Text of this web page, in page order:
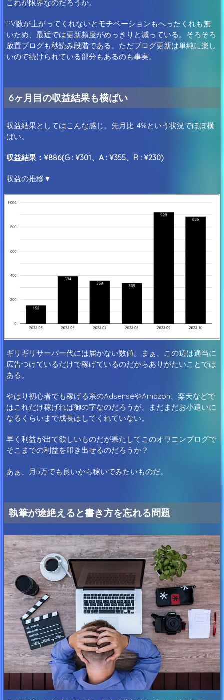
これが限界なのだろうか。
PV数が上がってくれないとモチベーションもへったくれも無
いため、最近では更新頻度がめっきりと減っている。そろそろ
放置ブログも秒読み段階である。ただブログ更新は単純に楽し
いので続けられている部分もあるのも事実。
6ヶ月目の収益結果も横ばい
収益結果としてはこんな感じ。先月比-4%という状況でほぼ横
ばい。
収益結果：¥886(G : ¥301、A : ¥355、R : ¥230)
収益の推移▼
ギリギリサーバー代には届かない数値。まぁ、この辺は適当に
広告つけているだけで稼げているのだからありがたいことでは
ある。
やはり初心者でも稼げる系のAdsenseやAmazon、楽天などで
はこれだけ稼げれば御の字なのだろうが、まだまだお小遣いに
なるくらいまで成長はしてくれていない。
早く利益が出て欲しいものだが果たしてこのオワコンブログで
そこまでの利益を叩き出せるのだろうか？
あぁ、月5万でも良いから稼いでみたいものだ。
執筆が途絶えると書き方を忘れる問題